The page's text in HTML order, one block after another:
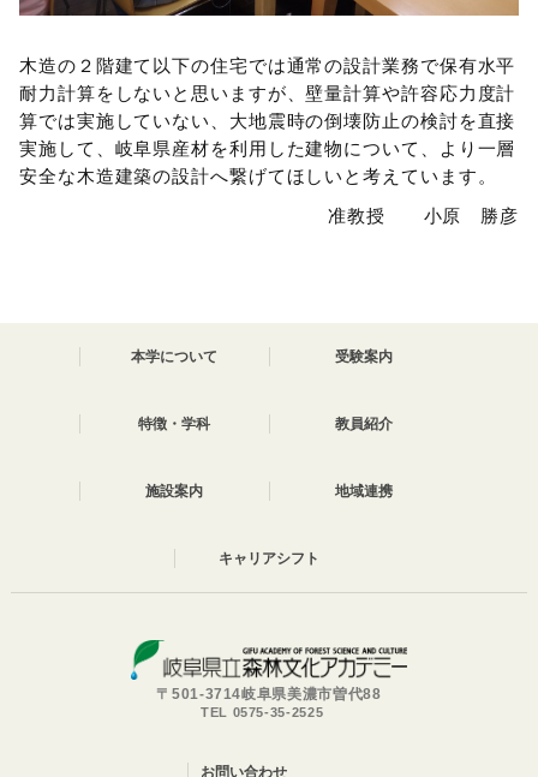
木造の２階建て以下の住宅では通常の設計業務で保有水平
耐力計算をしないと思いますが、壁量計算や許容応力度計
算では実施していない、大地震時の倒壊防止の検討を直接
実施して、岐阜県産材を利用した建物について、より一層
安全な木造建築の設計へ繋げてほしいと考えています。
准教授 小原 勝彦
本学について 受験案内
特徴・学科 教員紹介
施設案内 地域連携
キャリアシフト
〒501-3714岐阜県美濃市曽代88
TEL 0575-35-2525
お問い合わせ